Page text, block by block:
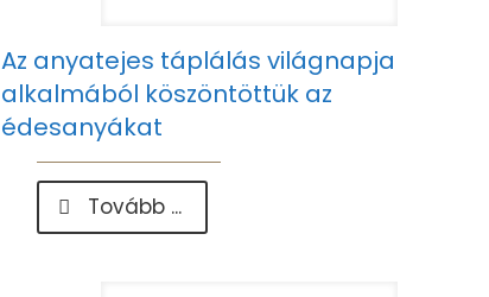
Az anyatejes táplálás világnapja
alkalmából köszöntöttük az
édesanyákat
Tovább ...-
Az